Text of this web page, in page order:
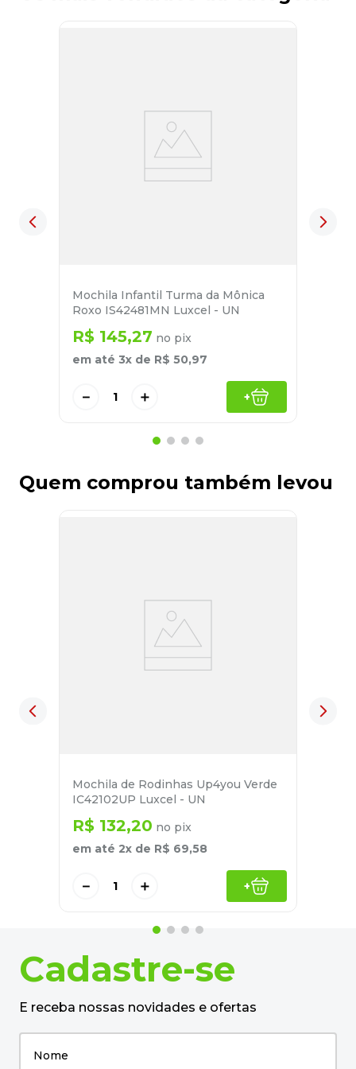
Mochila Infantil Turma da Mônica
Roxo IS42481MN Luxcel - UN
R$ 145,27 no pix
em até 3x de R$ 50,97
＋
－ +
Quem comprou também levou
Mochila de Rodinhas Up4you Verde
IC42102UP Luxcel - UN
R$ 132,20 no pix
em até 2x de R$ 69,58
＋
－ +
Cadastre-se
E receba nossas novidades e ofertas